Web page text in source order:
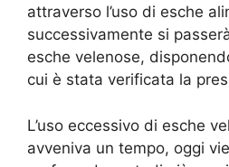
attraverso l’uso di esche
successivamente si
esche velenose,
cui è stata verificata la
L’uso eccessivo di esche
avveniva un tempo, oggi